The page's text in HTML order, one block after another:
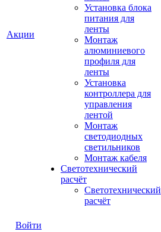
Акции
Установка блока
питания для
ленты
Монтаж
алюминиевого
профиля для
ленты
Установка
контроллера для
управления
лентой
Монтаж
светодиодных
светильников
Монтаж кабеля
Светотехнический
расчёт
Светотехнический
расчёт
Войти